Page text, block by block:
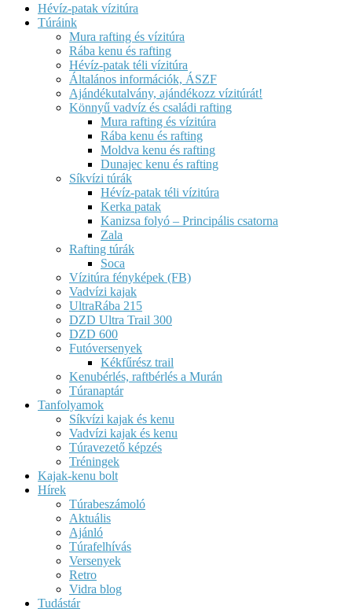
Hévíz-patak vízitúra
Túráink
Mura rafting és vízitúra
Rába kenu és rafting
Hévíz-patak téli vízitúra
Általános információk, ÁSZF
Ajándékutalvány, ajándékozz vízitúrát!
Könnyű vadvíz és családi rafting
Mura rafting és vízitúra
Rába kenu és rafting
Moldva kenu és rafting
Dunajec kenu és rafting
Síkvízi túrák
Hévíz-patak téli vízitúra
Kerka patak
Kanizsa folyó – Principális csatorna
Zala
Rafting túrák
Soca
Vízitúra fényképek (FB)
Vadvízi kajak
UltraRába 215
DZD Ultra Trail 300
DZD 600
Futóversenyek
Kékfűrész trail
Kenubérlés, raftbérlés a Murán
Túranaptár
Tanfolyamok
Síkvízi kajak és kenu
Vadvízi kajak és kenu
Túravezető képzés
Tréningek
Kajak-kenu bolt
Hírek
Túrabeszámoló
Aktuális
Ajánló
Túrafelhívás
Versenyek
Retro
Vidra blog
Tudástár